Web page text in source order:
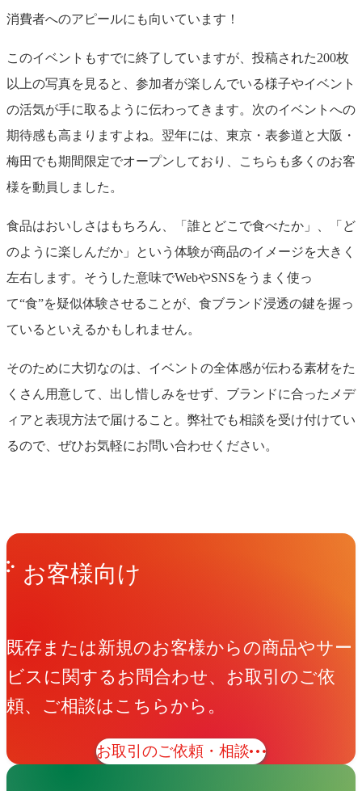
消費者へのアピールにも向いています！
このイベントもすでに終了していますが、投稿された200枚
以上の写真を見ると、参加者が楽しんでいる様子やイベント
の活気が手に取るように伝わってきます。次のイベントへの
期待感も高まりますよね。翌年には、東京・表参道と大阪・
梅田でも期間限定でオープンしており、こちらも多くのお客
様を動員しました。
食品はおいしさはもちろん、「誰とどこで食べたか」、「ど
のように楽しんだか」という体験が商品のイメージを大きく
左右します。そうした意味でWebやSNSをうまく使っ
て“食”を疑似体験させることが、食ブランド浸透の鍵を握っ
ているといえるかもしれません。
そのために大切なのは、イベントの全体感が伝わる素材をた
くさん用意して、出し惜しみをせず、ブランドに合ったメデ
ィアと表現方法で届けること。弊社でも相談を受け付けてい
るので、ぜひお気軽にお問い合わせください。
Get in Touchお問い合わせ
お客様向け
既存または新規のお客様からの商品やサー
ビスに関するお問合わせ、お取引のご依
頼、ご相談はこちらから。
お取引のご依頼・相談